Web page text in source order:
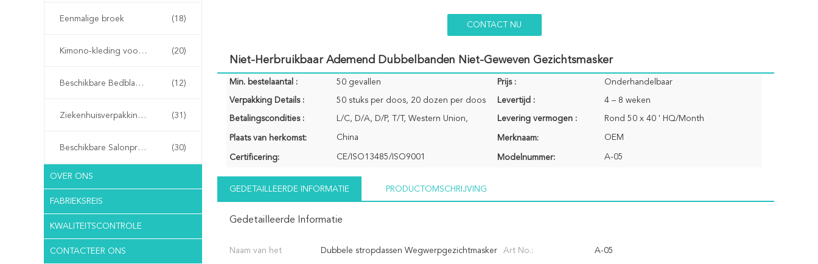
Eenmalige broek (18)
Kimono-kleding voor eenmalig gebruik (20)
Beschikbare Bedbladen (12)
Ziekenhuisverpakkingen (31)
Beschikbare Salonproducten (30)
OVER ONS
FABRIEKSREIS
KWALITEITSCONTROLE
CONTACTEER ONS
CONTACT NU
Niet-Herbruikbaar Ademend Dubbelbanden Niet-Geweven Gezichtsmasker
Min. bestelaantal : 50 gevallen Prijs : Onderhandelbaar
Verpakking Details : 50 stuks per doos, 20 dozen per doos Levertijd : 4 – 8 weken
Betalingscondities : L/C, D/A, D/P, T/T, Western Union, Levering vermogen : Rond 50 x 40 ' HQ/Month
Plaats van herkomst: China Merknaam: OEM
Certificering: CE/ISO13485/ISO9001 Modelnummer: A-05
GEDETAILLEERDE INFORMATIE PRODUCTOMSCHRIJVING
Gedetailleerde Informatie
Naam van het Dubbele stropdassen Wegwerpgezichtmasker Art No.: A-05